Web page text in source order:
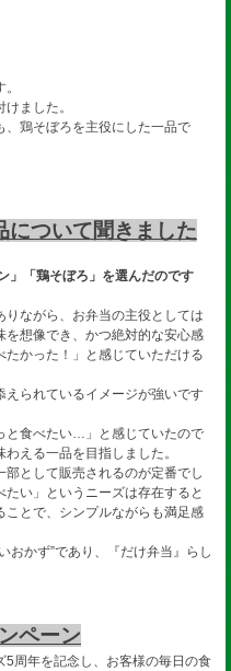
ました。
、鶏そぼろを主役にした一品で
について聞きました
」「鶏そぼろ」を選んだのです
ながら、お弁当の主役としては
想像でき、かつ絶対的な安心感
かった！」と感じていただける
られているイメージが強いです
と食べたい…」と感じていたので
える一品を目指しました。
として販売されるのが定番でし
い」というニーズは存在すると
とで、シンプルながらも満足感
おかず”であり、『だけ弁当』らし
ペーン
5周年を記念し、お客様の毎日の食